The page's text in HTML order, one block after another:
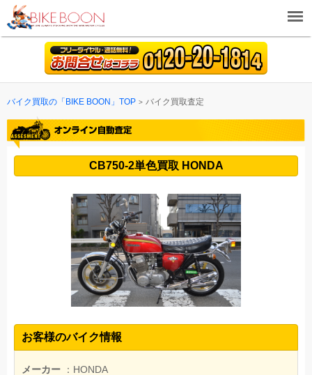
バイク買取の「BIKE BOON」TOP バイク買取査定
CB750-2単色買取 HONDA
お客様のバイク情報
メーカー ：HONDA